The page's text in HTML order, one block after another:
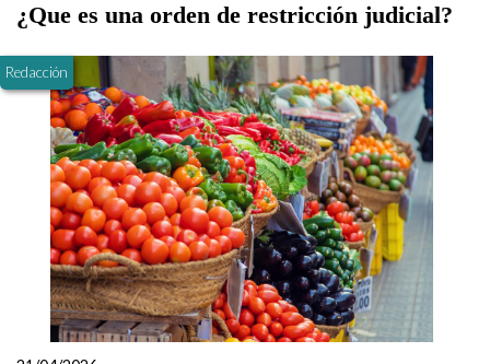
¿Que es una orden de restricción judicial?
Redacción